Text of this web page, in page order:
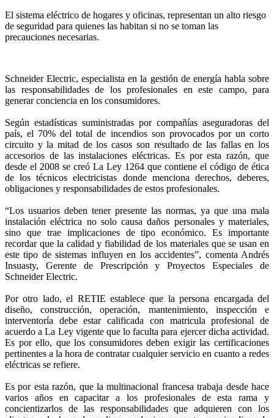
El sistema eléctrico de hogares y oficinas, representan un alto riesgo
de seguridad para quienes las habitan si no se toman las
precauciones necesarias.
Schneider Electric, especialista en la gestión de energía habla sobre
las responsabilidades de los profesionales en este campo, para
generar conciencia en los consumidores.
Según estadísticas suministradas por compañías aseguradoras del
país, el 70% del total de incendios son provocados por un corto
circuito y la mitad de los casos son resultado de las fallas en los
accesorios de las instalaciones eléctricas. Es por esta razón, que
desde el 2008 se creó La Ley 1264 que contiene el código de ética
de los técnicos electricistas donde menciona derechos, deberes,
obligaciones y responsabilidades de estos profesionales.
“Los usuarios deben tener presente las normas, ya que una mala
instalación eléctrica no solo causa daños personales y materiales,
sino que trae implicaciones de tipo económico. Es importante
recordar que la calidad y fiabilidad de los materiales que se usan en
este tipo de sistemas influyen en los accidentes”, comenta Andrés
Insuasty, Gerente de Prescripción y Proyectos Especiales de
Schneider Electric.
Por otro lado, el RETIE establece que la persona encargada del
diseño, construcción, operación, mantenimiento, inspección e
interventoría debe estar calificada con matricula profesional de
acuerdo a La Ley vigente que lo faculta para ejercer dicha actividad.
Es por ello, que los consumidores deben exigir las certificaciones
pertinentes a la hora de contratar cualquier servicio en cuanto a redes
eléctricas se refiere.
Es por esta razón, que la multinacional francesa trabaja desde hace
varios años en capacitar a los profesionales de esta rama y
concientizarlos de las responsabilidades que adquieren con los